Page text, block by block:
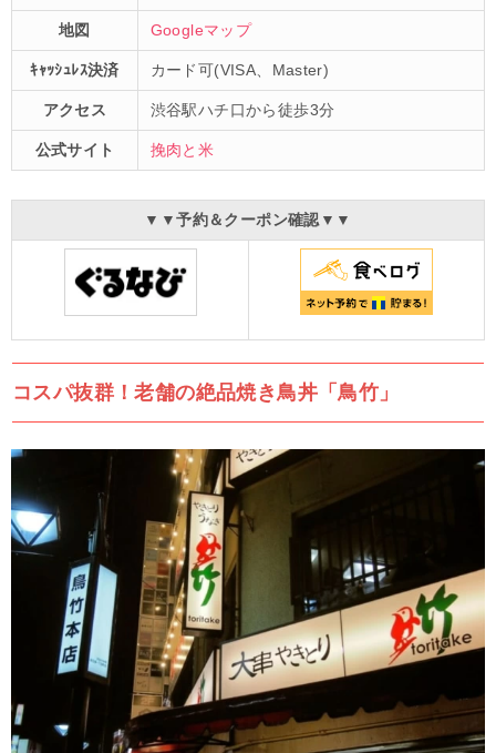
地図 Googleマップ
ｷｬｯｼｭﾚｽ決済 カード可(VISA、Master)
アクセス 渋谷駅ハチ口から徒歩3分
公式サイト 挽肉と米
▼▼予約＆クーポン確認▼▼
コスパ抜群！老舗の絶品焼き鳥丼「鳥竹」